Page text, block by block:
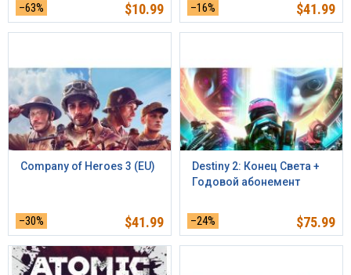
–63% $10.99 –16% $41.99
Company of Heroes 3 (EU)
–30% $41.99
Destiny 2: Конец Света +
Годовой абонемент
–24% $75.99